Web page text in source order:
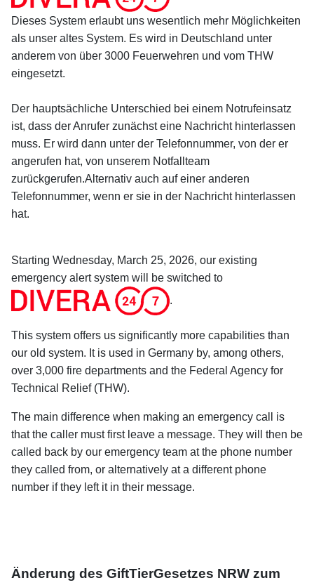
Dieses System erlaubt uns wesentlich mehr Möglichkeiten
als unser altes System. Es wird in Deutschland unter
anderem von über 3000 Feuerwehren und vom THW
eingesetzt.
Der hauptsächliche Unterschied bei einem Notrufeinsatz
ist, dass der Anrufer zunächst eine Nachricht hinterlassen
muss. Er wird dann unter der Telefonnummer, von der er
angerufen hat, von unserem Notfallteam
zurückgerufen.Alternativ auch auf einer anderen
Telefonnummer, wenn er sie in der Nachricht hinterlassen
hat.
Starting Wednesday, March 25, 2026, our existing
emergency alert system will be switched to
.
This system offers us significantly more capabilities than
our old system. It is used in Germany by, among others,
over 3,000 fire departments and the Federal Agency for
Technical Relief (THW).
The main difference when making an emergency call is
that the caller must first leave a message. They will then be
called back by our emergency team at the phone number
they called from, or alternatively at a different phone
number if they left it in their message.
Änderung des GiftTierGesetzes NRW zum